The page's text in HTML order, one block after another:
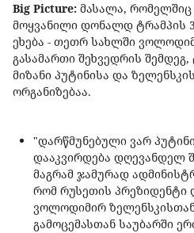
Big Picture: მასალა, რომელშიც
მოყვანილი დონალდ ტრამპის
ეხება - თეთრ სახლში
გასამართი შეხვედრის
მიზანი პუტინისა და
ორგანიზებაა.
"დარწმუნებული ვარ
დააკვირდება დღევანდელ
მაგრამ ჯამურად
რომ რუსეთის პრეზიდენტი
ვოლოდიმირ
გამოცემასთან საუბარში